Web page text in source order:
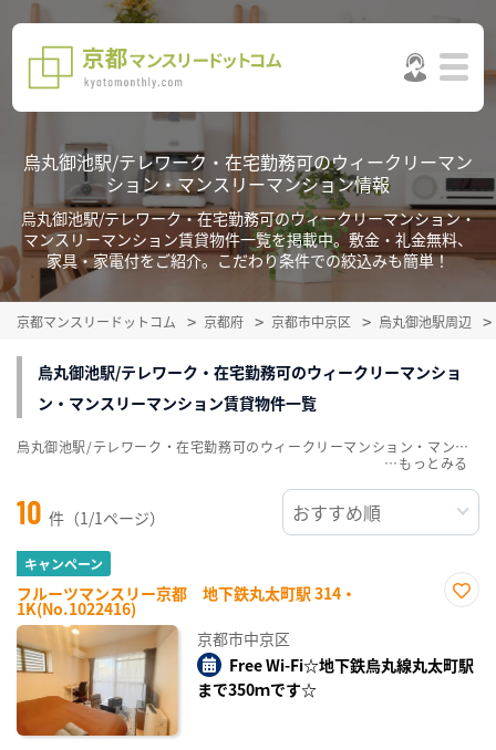
烏丸御池駅/テレワーク・在宅勤務可のウィークリーマン
ション・マンスリーマンション情報
烏丸御池駅/テレワーク・在宅勤務可のウィークリーマンション・
マンスリーマンション賃貸物件一覧を掲載中。敷金・礼金無料、
家具・家電付をご紹介。こだわり条件での絞込みも簡単！
京都マンスリードットコム 京都府 京都市中京区 烏丸御池駅周辺
烏丸御池駅/テレワーク・在宅勤務可のウィークリーマンショ
ン・マンスリーマンション賃貸物件一覧
10 件（1/1ページ）
キャンペーン
フルーツマンスリー京都 地下鉄丸太町駅 314・
1K(No.1022416)
録
京都市中京区
Free Wi-Fi☆地下鉄烏丸線丸太町駅
まで350ｍです☆
烏丸御池駅/テレワーク・在宅勤務可のウィークリーマンション・マンスリーマンション賃貸物件一覧を掲載中。敷金・礼金無料、家具・家電付をご紹介。こだわり条件での絞込みも簡単！
…